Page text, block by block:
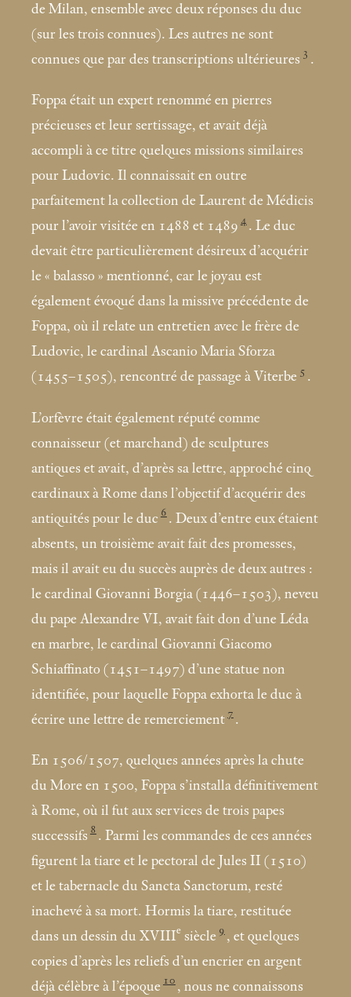
de Milan, ensemble avec deux réponses du duc
(sur les trois connues). Les autres ne sont
connues que par des transcriptions ultérieures 3 .
Foppa était un expert renommé en pierres
précieuses et leur sertissage, et avait déjà
accompli à ce titre quelques missions similaires
pour Ludovic. Il connaissait en outre
parfaitement la collection de Laurent de Médicis
pour l’avoir visitée en 1488 et 1489 4. Le duc
devait être particulièrement désireux d’acquérir
le « balasso » mentionné, car le joyau est
également évoqué dans la missive précédente de
Foppa, où il relate un entretien avec le frère de
Ludovic, le cardinal Ascanio Maria Sforza
(1455–1505), rencontré de passage à Viterbe 5 .
L’orfèvre était également réputé comme
connaisseur (et marchand) de sculptures
antiques et avait, d’après sa lettre, approché cinq
cardinaux à Rome dans l’objectif d’acquérir des
antiquités pour le duc 6 . Deux d’entre eux étaient
absents, un troisième avait fait des promesses,
mais il avait eu du succès auprès de deux autres :
le cardinal Giovanni Borgia (1446–1503), neveu
du pape Alexandre VI, avait fait don d’une Léda
en marbre, le cardinal Giovanni Giacomo
Schiaffinato (1451–1497) d’une statue non
identifiée, pour laquelle Foppa exhorta le duc à
écrire une lettre de remerciement 7 .
En 1506/1507, quelques années après la chute
du More en 1500, Foppa s’installa définitivement
à Rome, où il fut aux services de trois papes
successifs 8 . Parmi les commandes de ces années
figurent la tiare et le pectoral de Jules II (1510)
et le tabernacle du Sancta Sanctorum, resté
inachevé à sa mort. Hormis la tiare, restituée
dans un dessin du XVIIIe siècle 9 , et quelques
copies d’après les reliefs d’un encrier en argent
déjà célèbre à l’époque 10 , nous ne connaissons